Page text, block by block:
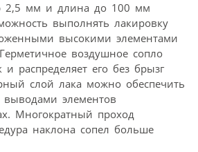
2,5 мм и длина до 100 мм
выполнять лакировку
высокими элементами
воздушное сопло
и распределяет его без брызг
слой лака можно обеспечить
элементов
Многократный проход
наклона сопел больше